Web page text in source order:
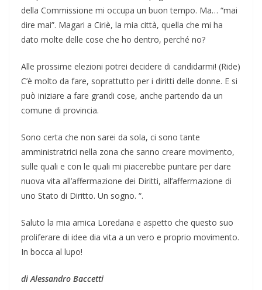
della Commissione mi occupa un buon tempo. Ma… “mai
dire mai”. Magari a Ciriè, la mia città, quella che mi ha
dato molte delle cose che ho dentro, perché no?
Alle prossime elezioni potrei decidere di candidarmi! (Ride)
C’è molto da fare, soprattutto per i diritti delle donne. E si
può iniziare a fare grandi cose, anche partendo da un
comune di provincia.
Sono certa che non sarei da sola, ci sono tante
amministratrici nella zona che sanno creare movimento,
sulle quali e con le quali mi piacerebbe puntare per dare
nuova vita all’affermazione dei Diritti, all’affermazione di
uno Stato di Diritto. Un sogno. “.
Saluto la mia amica Loredana e aspetto che questo suo
proliferare di idee dia vita a un vero e proprio movimento.
In bocca al lupo!
di Alessandro Baccetti